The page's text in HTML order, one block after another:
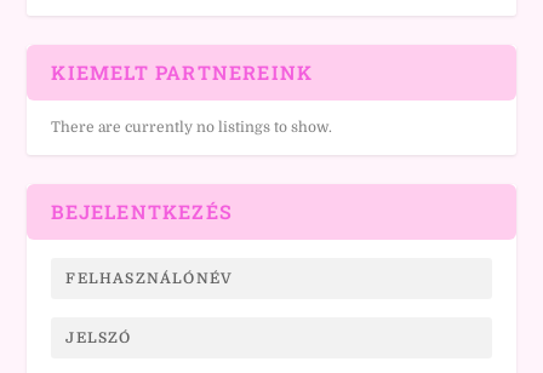
KIEMELT PARTNEREINK
There are currently no listings to show.
BEJELENTKEZÉS